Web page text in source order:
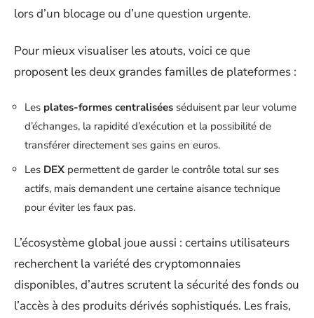
lors d’un blocage ou d’une question urgente.
Pour mieux visualiser les atouts, voici ce que
proposent les deux grandes familles de plateformes :
Les plates-formes centralisées séduisent par leur volume
d’échanges, la rapidité d’exécution et la possibilité de
transférer directement ses gains en euros.
Les DEX permettent de garder le contrôle total sur ses
actifs, mais demandent une certaine aisance technique
pour éviter les faux pas.
L’écosystème global joue aussi : certains utilisateurs
recherchent la variété des cryptomonnaies
disponibles, d’autres scrutent la sécurité des fonds ou
l’accès à des produits dérivés sophistiqués. Les frais,